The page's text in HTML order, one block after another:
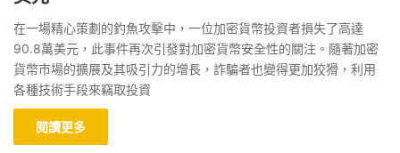
在一場精心策劃的釣魚攻擊中，一位加密貨幣投資者損失了高達
90.8萬美元，此事件再次引發對加密貨幣安全性的關注。隨著加密
貨幣市場的擴展及其吸引力的增長，詐騙者也變得更加狡猾，利用
各種技術手段來竊取投資
閱讀更多